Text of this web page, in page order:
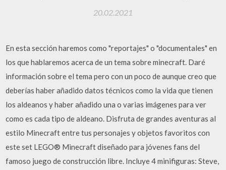
20.02.2021
En esta sección haremos como "reportajes" o "documentales" en
los que hablaremos acerca de un tema sobre minecraft. Daré
información sobre el tema pero con un poco de aunque creo que
deberías haber añadido datos técnicos como la vida que tienen
los aldeanos y haber añadido una o varias imágenes para ver
como es cada tipo de aldeano. Disfruta de grandes aventuras al
estilo Minecraft entre tus personajes y objetos favoritos con
este set LEGO® Minecraft diseñado para jóvenes fans del
famoso juego de construcción libre. Incluye 4 minifiguras: Steve,